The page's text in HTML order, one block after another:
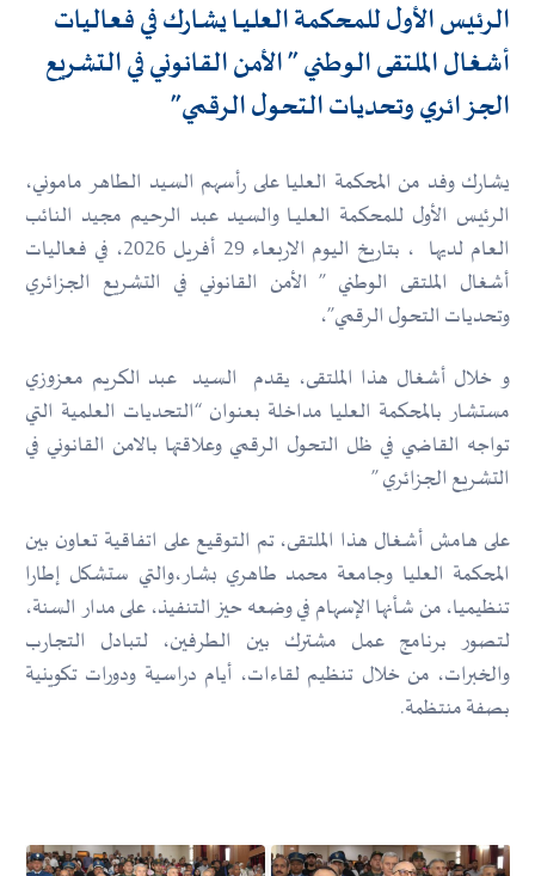
الرئيس الأول للمحكمة العليــا يشارك في فعاليات
أشغال الملتقى الوطني ” الأمن القانوني في التشريع
الجزائري وتحديات التحول الرقمي”
يشارك وفد من المحكمة العليا على رأسهم السيد الطاهر ماموني،
الرئيس الأول للمحكمة العليــا والسيد عبد الرحيم مجيد النائب
العام لديها ، بتاريخ اليوم الاربعاء 29 أفريل 2026، في فعاليات
أشغال الملتقى الوطني ” الأمن القانوني في التشريع الجزائري
وتحديات التحول الرقمي”،
و خلال أشغال هذا الملتقى، يقدم السيد عبد الكريم معزوزي
مستشار بالمحكمة العليا مداخلة بعنوان “التحديات العلمية التي
تواجه القاضي في ظل التحول الرقمي وعلاقتها بالامن القانوني في
التشريع الجزائري ”
على هامش أشغال هذا الملتقى، تم التوقيع على اتفاقية تعاون بين
المحكمة العليا وجامعة محمد طاهري بشار،والتي ستشكل إطارا
تنظيميا، من شأنها الإسهام في وضعه حيز التنفيذ، على مدار السنة،
لتصور برنامج عمل مشترك بين الطرفين، لتبادل التجارب
والخبرات، من خلال تنظيم لقاءات، أيام دراسية ودورات تكوينية
بصفة منتظمة.